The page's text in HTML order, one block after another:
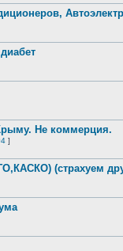
Не коммерция.
]
(страхуем